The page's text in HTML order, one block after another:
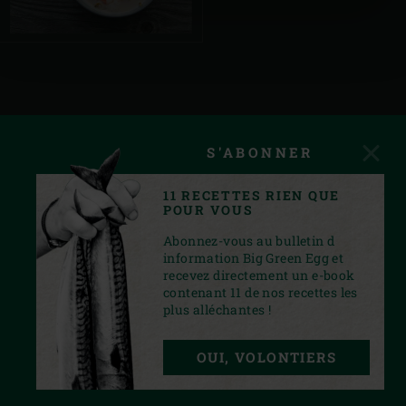
PRIVACY STATEMENT
S'ABONNER
11 RECETTES RIEN QUE
POUR VOUS
Abonnez-vous au bulletin d
information Big Green Egg et
recevez directement un e-book
contenant 11 de nos recettes les
plus alléchantes !
OUI, VOLONTIERS